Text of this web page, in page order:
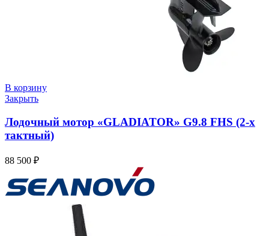
В корзину
Закрыть
Лодочный мотор «GLADIATOR» G9.8 FHS (2-х
тактный)
88 500 ₽